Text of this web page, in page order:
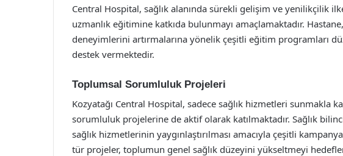
Central Hospital, sağlık alanında sürekli gelişim ve yenilikçilik
uzmanlık eğitimine katkıda bulunmayı amaçlamaktadır.
deneyimlerini artırmalarına yönelik çeşitli eğitim programları
destek vermektedir.
Toplumsal Sorumluluk Projeleri
Kozyatağı Central Hospital, sadece sağlık hizmetleri sunmakla
sorumluluk projelerine de aktif olarak katılmaktadır. Sağlık
sağlık hizmetlerinin yaygınlaştırılması amacıyla çeşitli
tür projeler, toplumun genel sağlık düzeyini yükseltmeyi